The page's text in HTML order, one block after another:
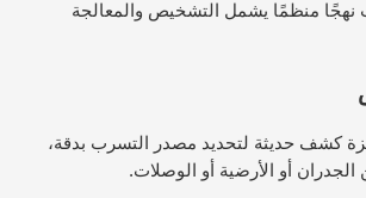
نهجًا منظمًا يشمل التشخيص والمعالجة
كشف حديثة لتحديد مصدر التسرب بدقة،
أو الأرضية أو الوصلات.